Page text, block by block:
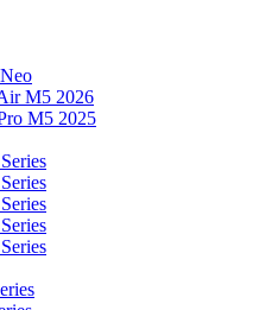
M5 2026
M5 2025